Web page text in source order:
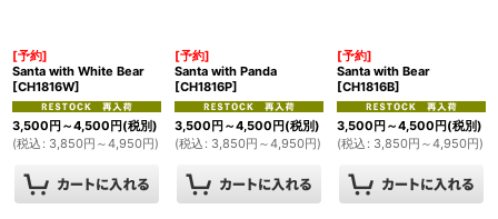
[予約]
Santa with White Bear
[CH1816W]
3,500 円 ～4,500 円 (税別)
(税込 : 3,850円 ～4,950円)
[予約]
Santa with Panda
[CH1816P]
3,500 円 ～4,500 円 (税別)
(税込 : 3,850円 ～4,950円)
[予約]
Santa with Bear
[CH1816B]
3,500 円 ～4,500 円 (税別)
(税込 : 3,850円 ～4,950円)